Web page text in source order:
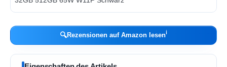
🔍Rezensionen auf Amazon lesenℹ︎